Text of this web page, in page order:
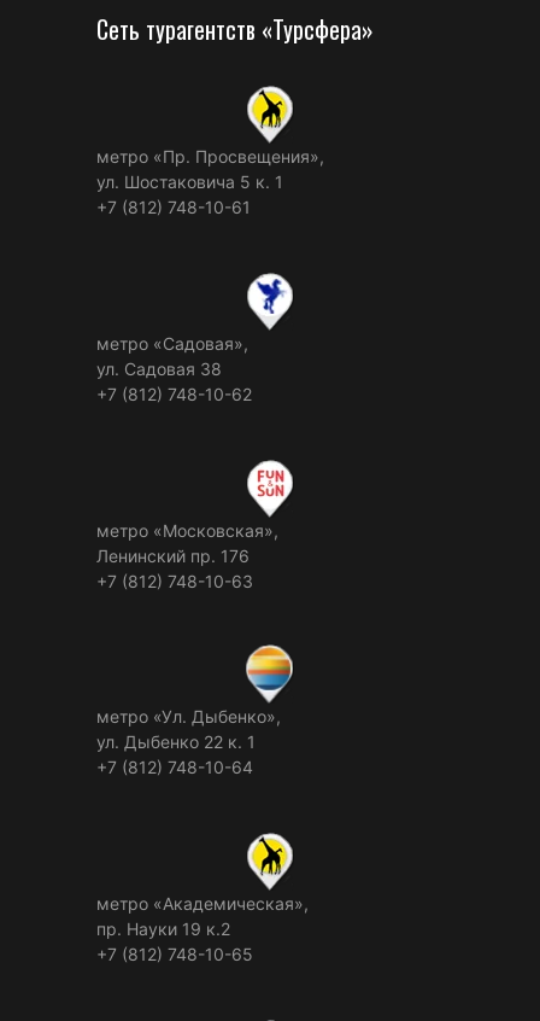
Сеть турагентств «Турсфера»
метро «Пр. Просвещения»,
ул. Шостаковича 5 к. 1
+7 (812) 748-10-61
метро «Садовая»,
ул. Садовая 38
+7 (812) 748-10-62
метро «Московская»,
Ленинский пр. 176
+7 (812) 748-10-63
метро «Ул. Дыбенко»,
ул. Дыбенко 22 к. 1
+7 (812) 748-10-64
метро «Академическая»,
пр. Науки 19 к.2
+7 (812) 748-10-65